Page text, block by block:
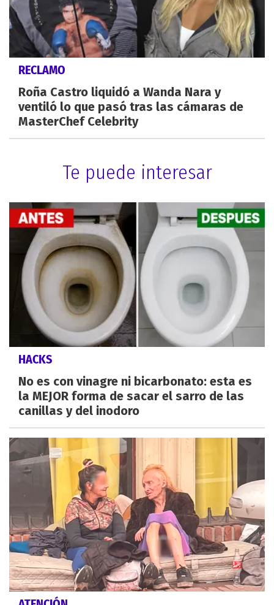
RECLAMO
Roña Castro liquidó a Wanda Nara y
ventiló lo que pasó tras las cámaras de
MasterChef Celebrity
Te puede interesar
HACKS
No es con vinagre ni bicarbonato: esta es
la MEJOR forma de sacar el sarro de las
canillas y del inodoro